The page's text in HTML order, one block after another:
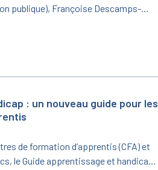
publique), Françoise Descamps-
Bigot-Dekeyzer, ont signé le 19
: un nouveau guide pour les
de formation d’apprentis (CFA) et
le Guide apprentissage et handicap